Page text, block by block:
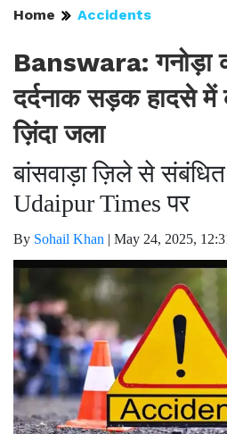
Home Accidents
Banswara: गनोड़ा
दर्दनाक सड़क हादसे में
ज़िंदा जला
बांसवाड़ा ज़िले से
Udaipur Times पर
By Sohail Khan | May 24, 2025,